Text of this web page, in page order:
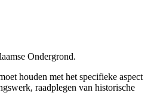
Ondergrond.
houden met het specifieke aspect
raadplegen van historische